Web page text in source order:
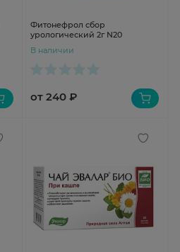
Фитонефрол сбор
урологический 2г N20
В наличии
от 240 ₽